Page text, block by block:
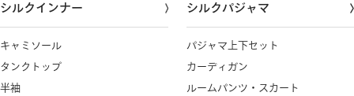
シルクインナー
キャミソール
タンクトップ
半袖
シルクパジャマ
パジャマ上下セット
カーディガン
ルームパンツ・スカート